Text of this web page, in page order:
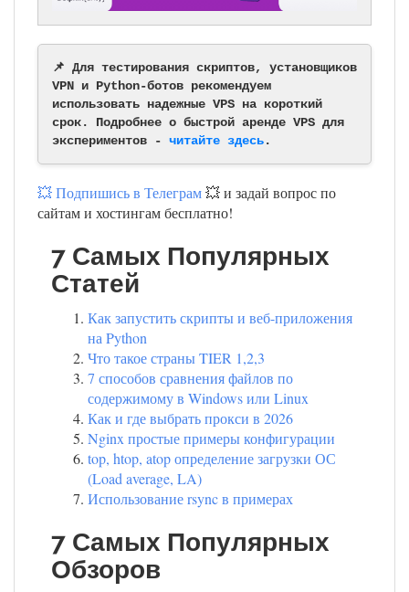
📌 Для тестирования скриптов, установщиков
VPN и Python-ботов рекомендуем
использовать надежные VPS на короткий
срок. Подробнее о быстрой аренде VPS для
экспериментов - читайте здесь.
💥 Подпишись в Телеграм💥 и задай вопрос по
сайтам и хостингам бесплатно!
7 Самых Популярных
Статей
Как запустить скрипты и веб-приложения
на Python
Что такое страны TIER 1,2,3
7 способов сравнения файлов по
содержимому в Windows или Linux
Как и где выбрать прокси в 2026
Nginx простые примеры конфигурации
top, htop, atop определение загрузки ОС
(Load average, LA)
Использование rsync в примерах
7 Самых Популярных
Обзоров